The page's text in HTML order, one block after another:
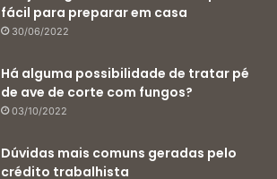
fácil para preparar em casa
30/06/2022
Há alguma possibilidade de tratar pé
de ave de corte com fungos?
03/10/2022
Dúvidas mais comuns geradas pelo
crédito trabalhista